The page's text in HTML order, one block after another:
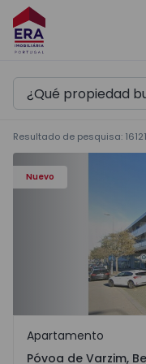
Resultado de pesquisa: 16121
Nuevo
Apartamento T3
Póvoa de Varzim,
Apartamento
Póvoa de Varzim,